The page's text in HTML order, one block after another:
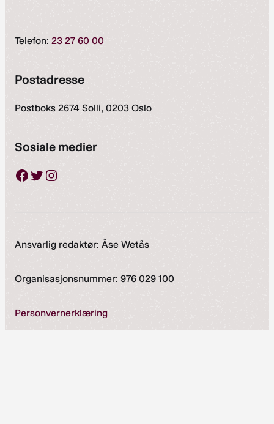
Telefon: 23 27 60 00
Postadresse
Postboks 2674 Solli, 0203 Oslo
Sosiale medier
Facebook Twitter Instagram
Ansvarlig redaktør: Åse Wetås
Organisasjonsnummer: 976 029 100
Personvernerklæring